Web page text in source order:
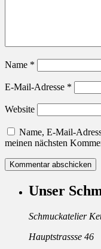
Name *
E-Mail-Adresse *
Website
Name, E-Mail-
meinen nächsten
Unser
Schmuckatelier
Hauptstrassse 46